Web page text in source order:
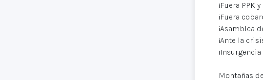
¡Fuera PPK
¡Fuera
¡Asamblea
¡Ante la
Montañas